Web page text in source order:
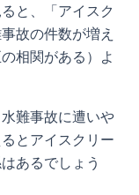
と、「アイスク
故の件数が増え
相関がある）よ
難事故に遭いや
とアイスクリー
あるでしょう